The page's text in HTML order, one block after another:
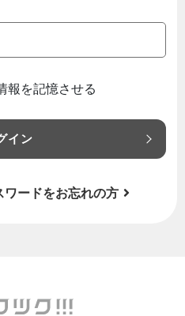
報を記憶させる
イン
ワードをお忘れの方